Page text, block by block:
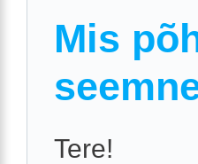
Mis
Tere!